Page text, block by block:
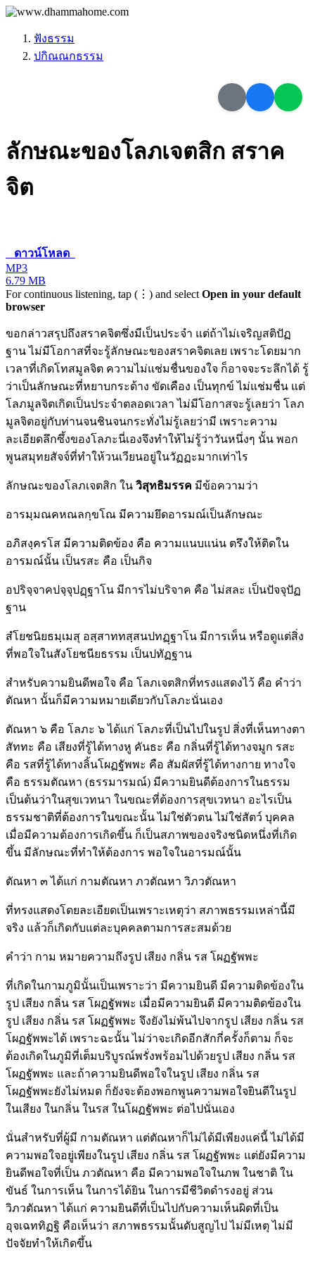
ฟังธรรม
ปกิณณกธรรม
ลักษณะของโลภเจตสิก สราค
จิต
ดาวน์โหลด
MP3
6.79 MB
For continuous listening, tap (⋮) and select Open in your default
browser
ขอกล่าวสรุปถึงสราคจิตซึ่งมีเป็นประจำ แต่ถ้าไม่เจริญสติปัฏ
ฐาน ไม่มีโอกาสที่จะรู้ลักษณะของสราคจิตเลย เพราะโดยมาก
เวลาที่เกิดโทสมูลจิต ความไม่แช่มชื่นของใจ ก็อาจจะระลึกได้ รู้
ว่าเป็นลักษณะที่หยาบกระด้าง ขัดเคือง เป็นทุกข์ ไม่แช่มชื่น แต่
โลภมูลจิตเกิดเป็นประจำตลอดเวลา ไม่มีโอกาสจะรู้เลยว่า โลภ
มูลจิตอยู่กับท่านจนชินจนกระทั่งไม่รู้เลยว่ามี เพราะความ
ละเอียดลึกซึ้งของโลภะนี่เองจึงทำให้ไม่รู้ว่าวันหนึ่งๆ นั้น พอก
พูนสมุทยสัจจ์ที่ทำให้วนเวียนอยู่ในวัฏฏะมากเท่าไร
ลักษณะของโลภเจตสิก ใน วิสุทธิมรรค มีข้อความว่า
อารมฺมณคหณลกฺขโณ มีความยึดอารมณ์เป็นลักษณะ
อภิสงฺครโส มีความติดข้อง คือ ความแนบแน่น ตรึงให้ติดใน
อารมณ์นั้น เป็นรสะ คือ เป็นกิจ
อปริจฺจาคปจฺจุปฏฺฐาโน มีการไม่บริจาค คือ ไม่สละ เป็นปัจจุปัฏ
ฐาน
สํโยชนิยธมฺเมสุ อสฺสาททสฺสนปทฏฺฐาโน มีการเห็น หรือดูแต่สิ่ง
ที่พอใจในสังโยชนียธรรม เป็นปทัฏฐาน
สำหรับความยินดีพอใจ คือ โลภเจตสิกที่ทรงแสดงไว้ คือ คำว่า
ตัณหา นั้นก็มีความหมายเดียวกับโลภะนั่นเอง
ตัณหา ๖ คือ โลภะ ๖ ได้แก่ โลภะที่เป็นไปในรูป สิ่งที่เห็นทางตา
สัททะ คือ เสียงที่รู้ได้ทางหู คันธะ คือ กลิ่นที่รู้ได้ทางจมูก รสะ
คือ รสที่รู้ได้ทางลิ้นโผฏฐัพพะ คือ สัมผัสที่รู้ได้ทางกาย ทางใจ
คือ ธรรมตัณหา (ธรรมารมณ์) มีความยินดีต้องการในธรรม
เป็นต้นว่าในสุขเวทนา ในขณะที่ต้องการสุขเวทนา อะไรเป็น
ธรรมชาติที่ต้องการในขณะนั้น ไม่ใช่ตัวตน ไม่ใช่สัตว์ บุคคล
เมื่อมีความต้องการเกิดขึ้น ก็เป็นสภาพของจริงชนิดหนึ่งที่เกิด
ขึ้น มีลักษณะที่ทำให้ต้องการ พอใจในอารมณ์นั้น
ตัณหา ๓ ได้แก่ กามตัณหา ภวตัณหา วิภวตัณหา
ที่ทรงแสดงโดยละเอียดเป็นเพราะเหตุว่า สภาพธรรมเหล่านี้มี
จริง แล้วก็เกิดกับแต่ละบุคคลตามการสะสมด้วย
คำว่า กาม หมายความถึงรูป เสียง กลิ่น รส โผฏฐัพพะ
ที่เกิดในกามภูมินั้นเป็นเพราะว่า มีความยินดี มีความติดข้องใน
รูป เสียง กลิ่น รส โผฏฐัพพะ เมื่อมีความยินดี มีความติดข้องใน
รูป เสียง กลิ่น รส โผฏฐัพพะ จึงยังไม่พ้นไปจากรูป เสียง กลิ่น รส
โผฏฐัพพะได้ เพราะฉะนั้น ไม่ว่าจะเกิดอีกสักกี่ครั้งก็ตาม ก็จะ
ต้องเกิดในภูมิที่เต็มบริบูรณ์พรั่งพร้อมไปด้วยรูป เสียง กลิ่น รส
โผฏฐัพพะ และถ้าความยินดีพอใจในรูป เสียง กลิ่น รส
โผฏฐัพพะยังไม่หมด ก็ยังจะต้องพอกพูนความพอใจยินดีในรูป
ในเสียง ในกลิ่น ในรส ในโผฏฐัพพะ ต่อไปนั่นเอง
นั่นสำหรับที่ผู้มี กามตัณหา แต่ตัณหาก็ไม่ได้มีเพียงแค่นี้ ไม่ได้มี
ความพอใจอยู่เพียงในรูป เสียง กลิ่น รส โผฏฐัพพะ แต่ยังมีความ
ยินดีพอใจที่เป็น ภวตัณหา คือ มีความพอใจในภพ ในชาติ ใน
ขันธ์ ในการเห็น ในการได้ยิน ในการมีชีวิตดำรงอยู่ ส่วน
วิภวตัณหา ได้แก่ ความยินดีที่เป็นไปกับความเห็นผิดที่เป็น
อุจเฉททิฏฐิ คือเห็นว่า สภาพธรรมนั้นดับสูญไป ไม่มีเหตุ ไม่มี
ปัจจัยทำให้เกิดขึ้น